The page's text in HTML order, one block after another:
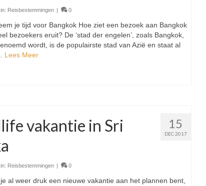
Reisbestemmingen | 0
je tijd voor Bangkok Hoe ziet een bezoek aan Bangkok
bezoekers eruit? De ‘stad der engelen’, zoals Bangkok,
wordt, is de populairste stad van Azië en staat al
Lees Meer
15
DEC 2017
vakantie in Sri
Reisbestemmingen 0
al weer druk een nieuwe vakantie aan het plannen bent,